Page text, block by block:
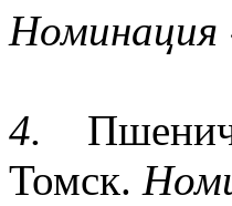
Номинация
4.
Томск.